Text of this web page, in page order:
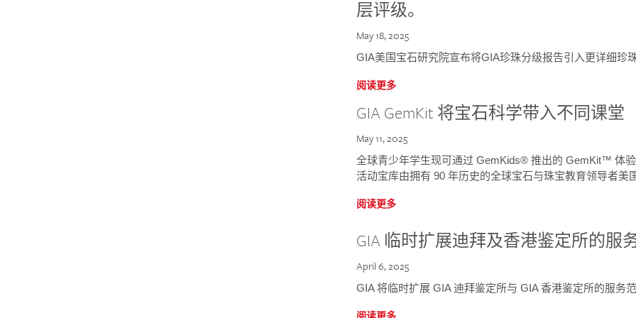
层评级。
May 18, 2025
GIA美国宝石研究院宣布将GIA珍珠分级报告引入更详细珍
阅读更多
GIA GemKit 将宝石科学带入不同课堂
May 11, 2025
全球青少年学生现可通过 GemKids® 推出的 GemKit™ 体
活动宝库由拥有 90 年历史的全球宝石与珠宝教育领导者美
阅读更多
GIA 临时扩展迪拜及香港鉴定所的服
April 6, 2025
GIA 将临时扩展 GIA 迪拜鉴定所与 GIA 香港鉴定所的服务